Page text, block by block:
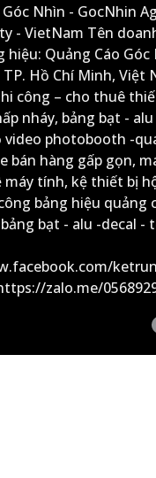
Nhìn - GocNhin
- VietNam Tên
Quảng Cáo
Hồ Chí Minh,
công – cho thuê
nháy, bảng bạt -
photobooth -
bán hàng gấp gọn,
tính, kệ thiết bị
bảng hiệu quảng
bạt - alu -decal -
zalo.me/